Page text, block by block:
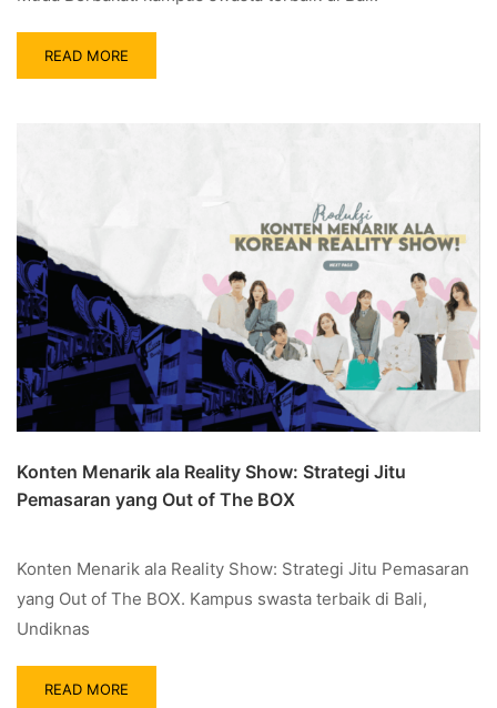
READ MORE
Konten Menarik ala Reality Show: Strategi Jitu
Pemasaran yang Out of The BOX
Konten Menarik ala Reality Show: Strategi Jitu Pemasaran
yang Out of The BOX. Kampus swasta terbaik di Bali,
Undiknas
READ MORE